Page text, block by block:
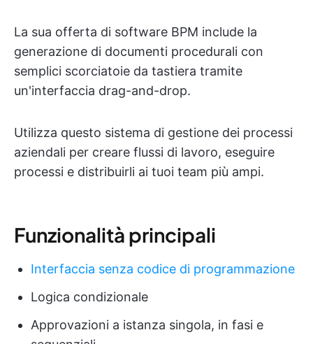
La sua offerta di software BPM include la
generazione di documenti procedurali con
semplici scorciatoie da tastiera tramite
un'interfaccia drag-and-drop.
Utilizza questo sistema di gestione dei processi
aziendali per creare flussi di lavoro, eseguire
processi e distribuirli ai tuoi team più ampi.
Funzionalità principali
Interfaccia senza codice di programmazione
Logica condizionale
Approvazioni a istanza singola, in fasi e